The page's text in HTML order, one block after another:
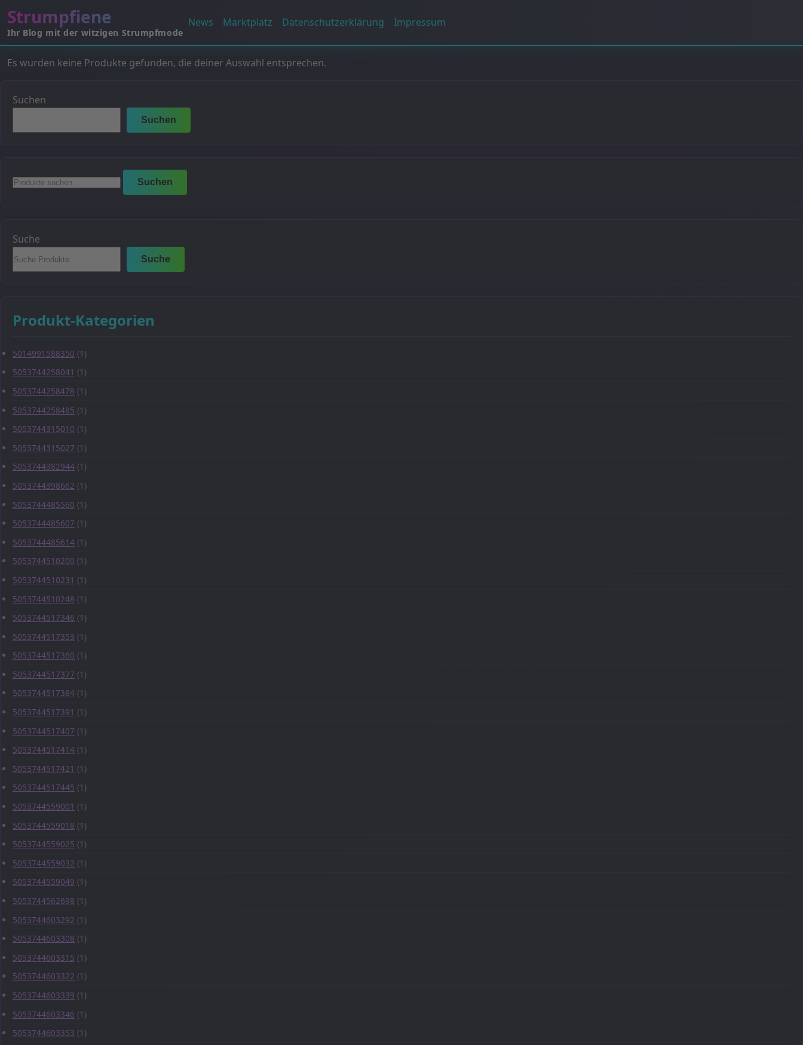
Strumpfiene
Ihr Blog mit der witzigen Strumpfmode
News Marktplatz Datenschutzerklärung Impressum
Es wurden keine Produkte gefunden, die deiner Auswahl entsprechen.
Suchen
Suchen
Suchen
nach:
Suchen
Suche
Suche
Produkt-Kategorien
5014991588350 (1)
5053744258041 (1)
5053744258478 (1)
5053744258485 (1)
5053744315010 (1)
5053744315027 (1)
5053744382944 (1)
5053744398662 (1)
5053744485560 (1)
5053744485607 (1)
5053744485614 (1)
5053744510200 (1)
5053744510231 (1)
5053744510248 (1)
5053744517346 (1)
5053744517353 (1)
5053744517360 (1)
5053744517377 (1)
5053744517384 (1)
5053744517391 (1)
5053744517407 (1)
5053744517414 (1)
5053744517421 (1)
5053744517445 (1)
5053744559001 (1)
5053744559018 (1)
5053744559025 (1)
5053744559032 (1)
5053744559049 (1)
5053744562698 (1)
5053744603292 (1)
5053744603308 (1)
5053744603315 (1)
5053744603322 (1)
5053744603339 (1)
5053744603346 (1)
5053744603353 (1)